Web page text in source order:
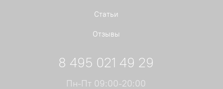
Статьи
Отзывы
8 495 021 49 29
Пн-Пт 09:00-20:00